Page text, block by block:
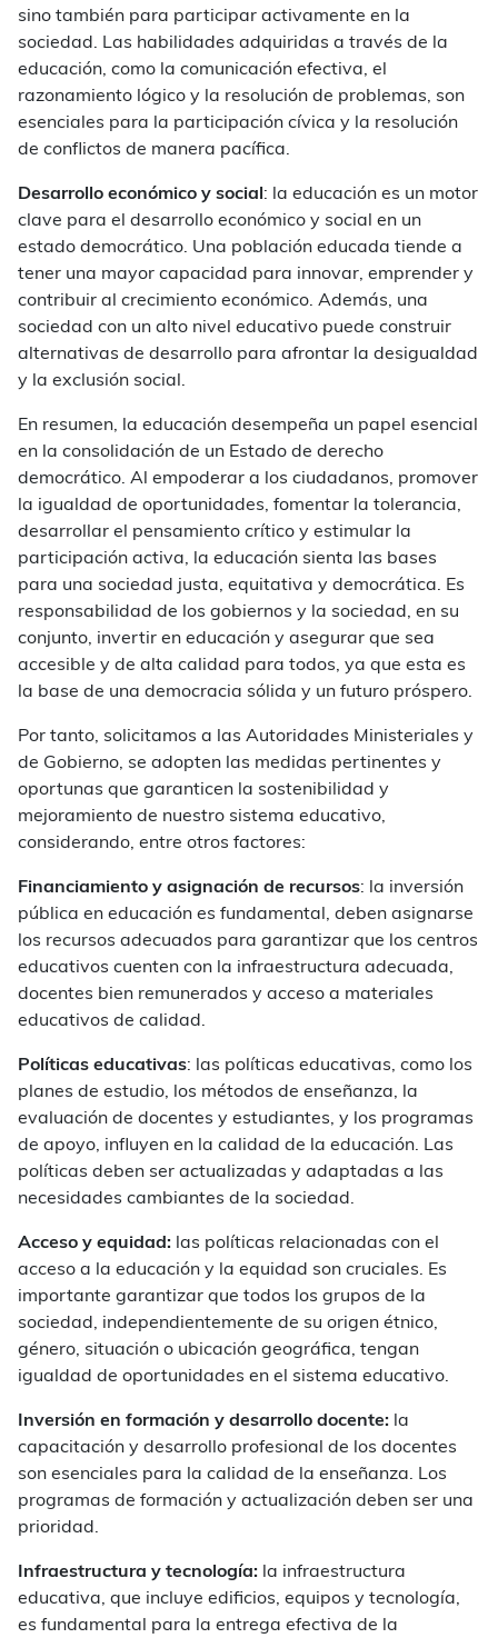
sino también para participar activamente en la
sociedad. Las habilidades adquiridas a través de la
educación, como la comunicación efectiva, el
razonamiento lógico y la resolución de problemas, son
esenciales para la participación cívica y la resolución
de conflictos de manera pacífica.
Desarrollo económico y social : la educación es un motor
clave para el desarrollo económico y social en un
estado democrático. Una población educada tiende a
tener una mayor capacidad para innovar, emprender y
contribuir al crecimiento económico. Además, una
sociedad con un alto nivel educativo puede construir
alternativas de desarrollo para afrontar la desigualdad
y la exclusión social.
En resumen, la educación desempeña un papel esencial
en la consolidación de un Estado de derecho
democrático. Al empoderar a los ciudadanos, promover
la igualdad de oportunidades, fomentar la tolerancia,
desarrollar el pensamiento crítico y estimular la
participación activa, la educación sienta las bases
para una sociedad justa, equitativa y democrática. Es
responsabilidad de los gobiernos y la sociedad, en su
conjunto, invertir en educación y asegurar que sea
accesible y de alta calidad para todos, ya que esta es
la base de una democracia sólida y un futuro próspero.
Por tanto, solicitamos a las Autoridades Ministeriales y
de Gobierno, se adopten las medidas pertinentes y
oportunas que garanticen la sostenibilidad y
mejoramiento de nuestro sistema educativo,
considerando, entre otros factores:
Financiamiento y asignación de recursos: la inversión
pública en educación es fundamental, deben asignarse
los recursos adecuados para garantizar que los centros
educativos cuenten con la infraestructura adecuada,
docentes bien remunerados y acceso a materiales
educativos de calidad.
Políticas educativas: las políticas educativas, como los
planes de estudio, los métodos de enseñanza, la
evaluación de docentes y estudiantes, y los programas
de apoyo, influyen en la calidad de la educación. Las
políticas deben ser actualizadas y adaptadas a las
necesidades cambiantes de la sociedad.
Acceso y equidad: las políticas relacionadas con el
acceso a la educación y la equidad son cruciales. Es
importante garantizar que todos los grupos de la
sociedad, independientemente de su origen étnico,
género, situación o ubicación geográfica, tengan
igualdad de oportunidades en el sistema educativo.
Inversión en formación y desarrollo docente: la
capacitación y desarrollo profesional de los docentes
son esenciales para la calidad de la enseñanza. Los
programas de formación y actualización deben ser una
prioridad.
Infraestructura y tecnología: la infraestructura
educativa, que incluye edificios, equipos y tecnología,
es fundamental para la entrega efectiva de la